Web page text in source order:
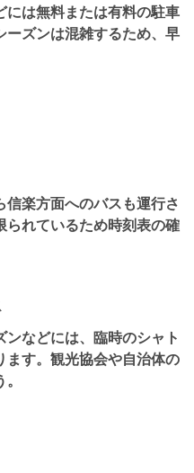
には無料または有料の駐車
ーズンは混雑するため、早
楽方面へのバスも運行さ
られているため時刻表の確
などには、 臨時のシャト
ます。観光協会や自治体の